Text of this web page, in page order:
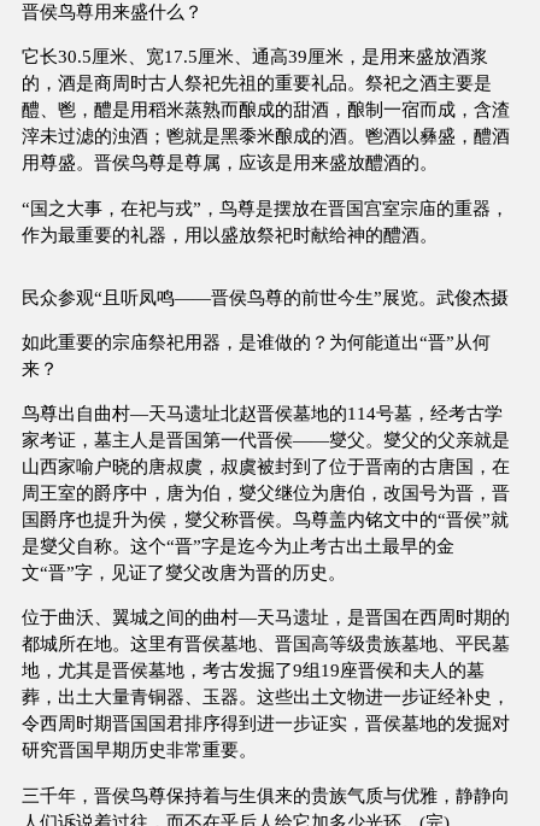
晋侯鸟尊用来盛什么？
它长30.5厘米、宽17.5厘米、通高39厘米，是用来盛放酒浆
的，酒是商周时古人祭祀先祖的重要礼品。祭祀之酒主要是
醴、鬯，醴是用稻米蒸熟而酿成的甜酒，酿制一宿而成，含渣
滓未过滤的浊酒；鬯就是黑黍米酿成的酒。鬯酒以彝盛，醴酒
用尊盛。晋侯鸟尊是尊属，应该是用来盛放醴酒的。
“国之大事，在祀与戎”，鸟尊是摆放在晋国宫室宗庙的重器，
作为最重要的礼器，用以盛放祭祀时献给神的醴酒。
民众参观“且听凤鸣——晋侯鸟尊的前世今生”展览。武俊杰摄
如此重要的宗庙祭祀用器，是谁做的？为何能道出“晋”从何
来？
鸟尊出自曲村—天马遗址北赵晋侯墓地的114号墓，经考古学
家考证，墓主人是晋国第一代晋侯——燮父。燮父的父亲就是
山西家喻户晓的唐叔虞，叔虞被封到了位于晋南的古唐国，在
周王室的爵序中，唐为伯，燮父继位为唐伯，改国号为晋，晋
国爵序也提升为侯，燮父称晋侯。鸟尊盖内铭文中的“晋侯”就
是燮父自称。这个“晋”字是迄今为止考古出土最早的金
文“晋”字，见证了燮父改唐为晋的历史。
位于曲沃、翼城之间的曲村—天马遗址，是晋国在西周时期的
都城所在地。这里有晋侯墓地、晋国高等级贵族墓地、平民墓
地，尤其是晋侯墓地，考古发掘了9组19座晋侯和夫人的墓
葬，出土大量青铜器、玉器。这些出土文物进一步证经补史，
令西周时期晋国国君排序得到进一步证实，晋侯墓地的发掘对
研究晋国早期历史非常重要。
三千年，晋侯鸟尊保持着与生俱来的贵族气质与优雅，静静向
人们诉说着过往，而不在乎后人给它加多少光环。(完)